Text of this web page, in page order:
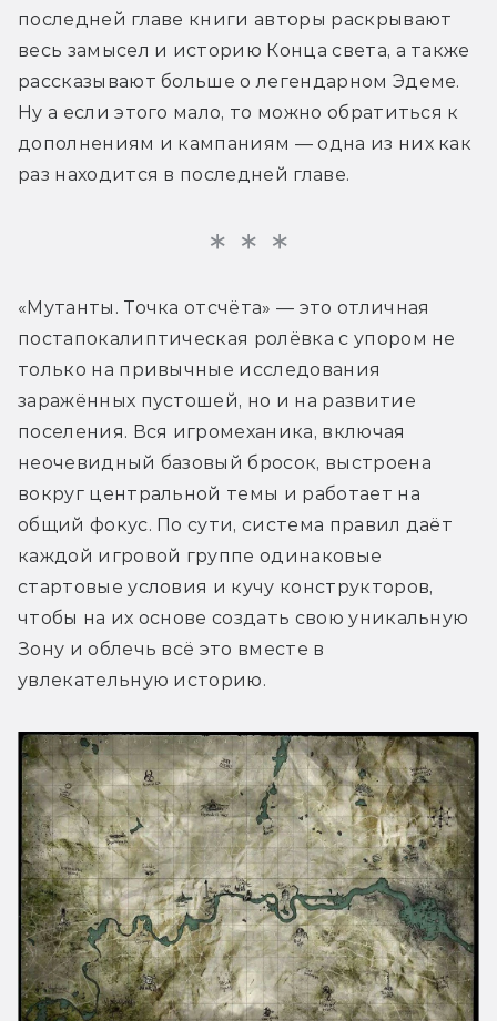
последней главе книги авторы раскрывают
весь замысел и историю Конца света, а также
рассказывают больше о легендарном Эдеме.
Ну а если этого мало, то можно обратиться к
дополнениям и кампаниям — одна из них как
раз находится в последней главе.
«Мутанты. Точка отсчёта» — это отличная
постапокалиптическая ролёвка с упором не
только на привычные исследования
заражённых пустошей, но и на развитие
поселения. Вся игромеханика, включая
неочевидный базовый бросок, выстроена
вокруг центральной темы и работает на
общий фокус. По сути, система правил даёт
каждой игровой группе одинаковые
стартовые условия и кучу конструкторов,
чтобы на их основе создать свою уникальную
Зону и облечь всё это вместе в
увлекательную историю.